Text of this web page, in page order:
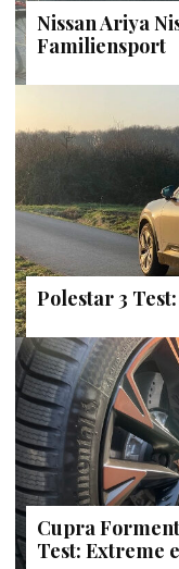
Nissan Ariya
Familiensport
Polestar 3
Cupra
Test: Extreme